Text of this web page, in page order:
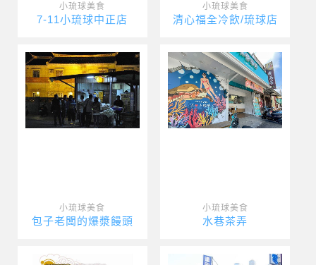
小琉球美食
7-11小琉球中正店
小琉球美食
清心福全冷飲/琉球店
小琉球美食
包子老闆的爆漿饅頭
小琉球美食
水巷茶弄